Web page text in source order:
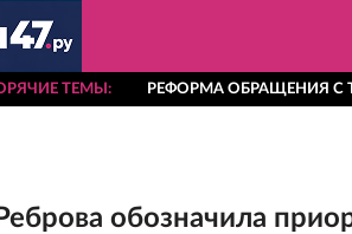
ТЕМЫ РЕФОРМА ОБРАЩЕНИЯ С
обозначила